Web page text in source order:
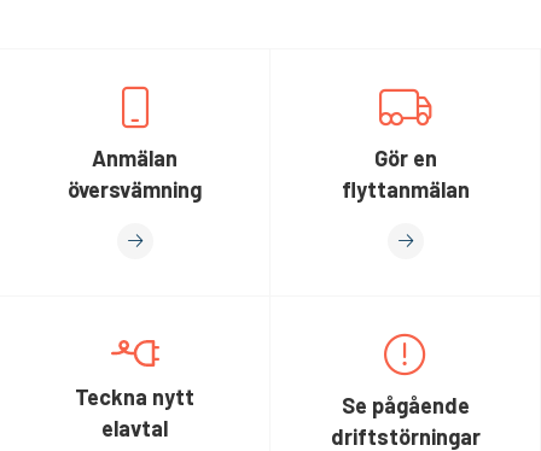
Anmälan
översvämning
Gör en
flyttanmälan
Teckna nytt
elavtal
Se pågående
driftstörningar